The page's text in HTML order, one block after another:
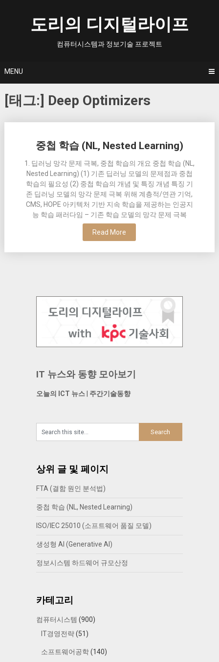
도리의 디지털라이프
컴퓨터시스템과 정보기술 프로젝트
MENU
[태그:] Deep Optimizers
중첩 학습 (NL, Nested Learning)
1. 딥러닝 망각 문제 극복, 중첩 학습의 개요 중첩 학습 (NL,
Nested Learning) (1) 기존 딥러닝 모델의 문제점과 중첩
학습의 필요성 (2) 중첩 학습의 개념 및 특징 개념 특징 기
존 딥러닝 모델의 망각 문제 극복 위해 계층적/연관 기억,
CMS, HOPE 아키텍처 기반 지속 학습을 제공하는 인공지
능 학습 패러다임 – 기존 학습 모델의 망각 문제 극복
Read More
navigation
IT 뉴스와 동향 모아보기
오늘의 ICT 뉴스| 주간기술동향
상위 글 및 페이지
FTA (결함 원인 분석법)
중첩 학습 (NL, Nested Learning)
ISO/IEC 25010 (소프트웨어 품질 모델)
생성형 AI (Generative AI)
정보시스템 하드웨어 규모산정
카테고리
컴퓨터시스템 (900)
IT경영전략(51)
소프트웨어공학(140)